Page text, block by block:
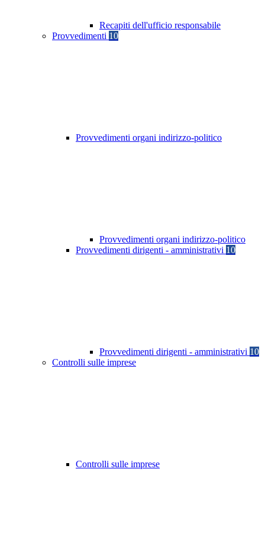
Recapiti dell'ufficio responsabile
Provvedimenti 10
Provvedimenti organi indirizzo-politico
Provvedimenti organi indirizzo-politico
Provvedimenti dirigenti - amministrativi 10
Provvedimenti dirigenti - amministrativi 10
Controlli sulle imprese
Controlli sulle imprese